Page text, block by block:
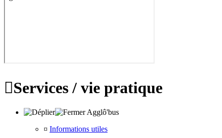
Services / vie pratique
Agglô'bus
¤ Informations utiles